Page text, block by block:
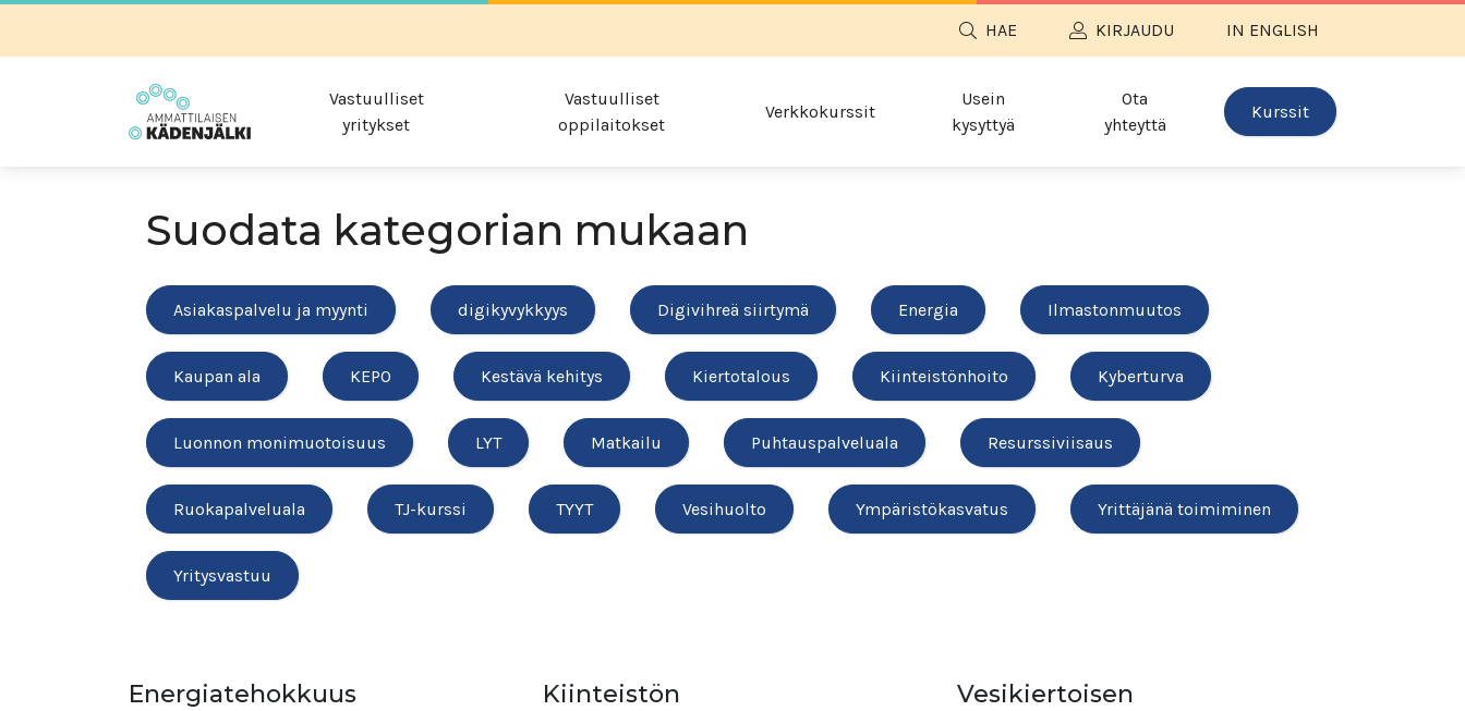
HAE KIRJAUDU IN ENGLISH
Vastuulliset
yritykset
Vastuulliset
oppilaitokset
Verkkokurssit
Usein
kysyttyä
Ota
yhteyttä
Kurssit
Suodata kategorian mukaan
Asiakaspalvelu ja myynti digikyvykkyys Digivihreä siirtymä Energia Ilmastonmuutos
Kaupan ala KEPO Kestävä kehitys Kiertotalous Kiinteistönhoito Kyberturva
Luonnon monimuotoisuus LYT Matkailu Puhtauspalveluala Resurssiviisaus
Ruokapalveluala TJ-kurssi TYYT Vesihuolto Ympäristökasvatus Yrittäjänä toimiminen
Yritysvastuu
Energiatehokkuus
Kiinteistön
Vesikiertoisen